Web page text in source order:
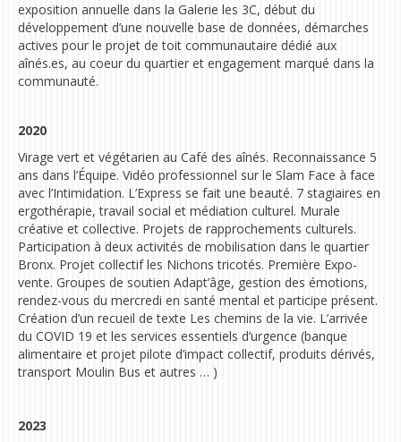
exposition annuelle dans la Galerie les 3C, début du
développement d’une nouvelle base de données, démarches
actives pour le projet de toit communautaire dédié aux
aînés.es, au coeur du quartier et engagement marqué dans la
communauté.
2020
Virage vert et végétarien au Café des aînés. Reconnaissance 5
ans dans l’Équipe. Vidéo professionnel sur le Slam Face à face
avec l’Intimidation. L’Express se fait une beauté. 7 stagiaires en
ergothérapie, travail social et médiation culturel. Murale
créative et collective. Projets de rapprochements culturels.
Participation à deux activités de mobilisation dans le quartier
Bronx. Projet collectif les Nichons tricotés. Première Expo-
vente. Groupes de soutien Adapt’âge, gestion des émotions,
rendez-vous du mercredi en santé mental et participe présent.
Création d’un recueil de texte Les chemins de la vie. L’arrivée
du COVID 19 et les services essentiels d’urgence (banque
alimentaire et projet pilote d’impact collectif, produits dérivés,
transport Moulin Bus et autres … )
2023